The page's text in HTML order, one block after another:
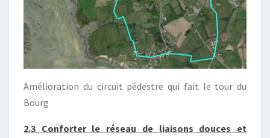
Amélioration du circuit pédestre qui fait le tour du
Bourg
2.3 Conforter le réseau de liaisons douces et